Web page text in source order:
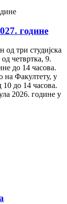
године
три студијска
четвртка, 9.
до 14 часова.
на Факултету, у
до 14 часова.
2026. године у